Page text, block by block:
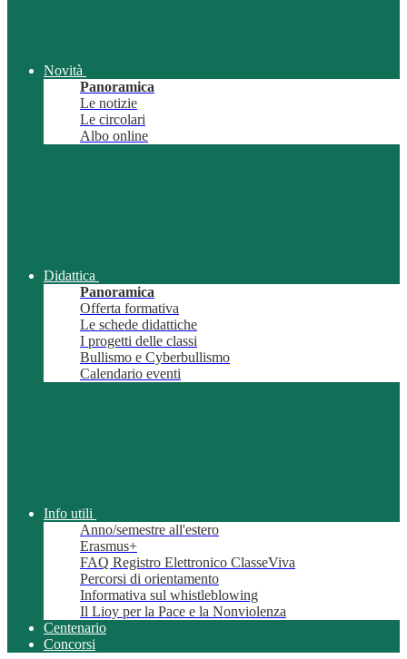
Novità
Panoramica
Le notizie
Le circolari
Albo online
Didattica
Panoramica
Offerta formativa
Le schede didattiche
I progetti delle classi
Bullismo e Cyberbullismo
Calendario eventi
Info utili
Anno/semestre all'estero
Erasmus+
FAQ Registro Elettronico ClasseViva
Percorsi di orientamento
Informativa sul whistleblowing
Il Lioy per la Pace e la Nonviolenza
Centenario
Concorsi